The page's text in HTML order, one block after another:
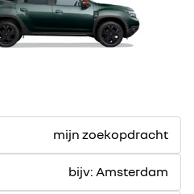
mijn zoekopdracht
bijv: Amsterdam